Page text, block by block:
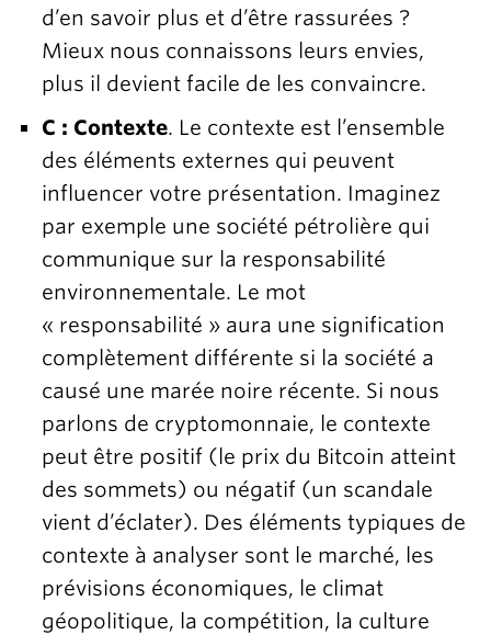
d’en savoir plus et d’être rassurées ?
Mieux nous connaissons leurs envies,
plus il devient facile de les convaincre.
C : Contexte. Le contexte est l’ensemble
des éléments externes qui peuvent
influencer votre présentation. Imaginez
par exemple une société pétrolière qui
communique sur la responsabilité
environnementale. Le mot
« responsabilité » aura une signification
complètement différente si la société a
causé une marée noire récente. Si nous
parlons de cryptomonnaie, le contexte
peut être positif (le prix du Bitcoin atteint
des sommets) ou négatif (un scandale
vient d’éclater). Des éléments typiques de
contexte à analyser sont le marché, les
prévisions économiques, le climat
géopolitique, la compétition, la culture